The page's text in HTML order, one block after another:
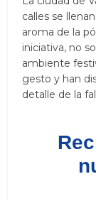
calles se
aroma de la
iniciativa, no
ambiente
gesto y han
detalle de la